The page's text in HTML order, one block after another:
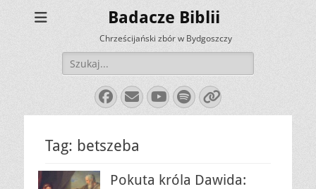
Badacze Biblii
Chrześcijański zbór w Bydgoszczy
Szukaj:
Facebook
E-
mail
YouTube
Spotify
Link
Tag: betszeba
Pokuta króla Dawida: